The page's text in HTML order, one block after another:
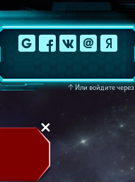
↑Или войдите через